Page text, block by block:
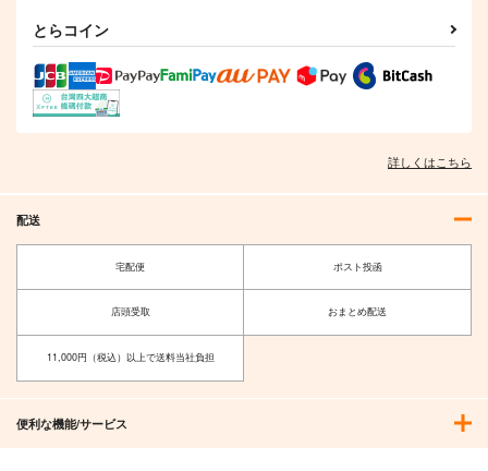
Hi-Tech Veats 05
2,122円（税込）
作品詳細
1,415円（税込）
とらコイン
詳しくはこちら
配送
宅配便 ポスト投函
店頭受取 おまとめ配送
11,000円（税込）以上で送料当社負担
便利な機能/サービス